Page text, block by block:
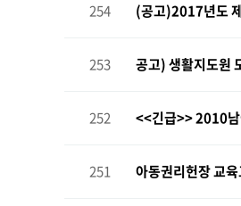
254 (공고)2017년도
253 공고) 생활지도원
252 <<긴급>> 2010
251 아동권리헌장 교